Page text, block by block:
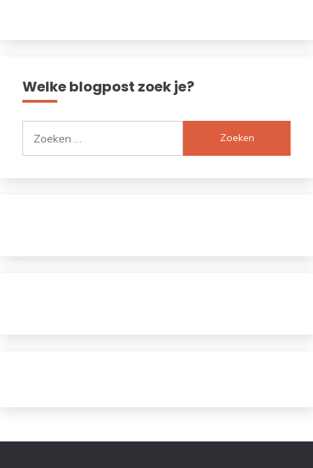
Welke blogpost zoek je?
naar: